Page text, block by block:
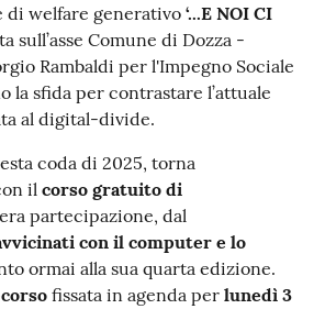
welfare generativo ‘...E NOI CI
sull’asse Comune di Dozza -
Rambaldi per l'Impegno Sociale
la sfida per contrastare l’attuale
al digital-divide.
coda di 2025, torna
il corso gratuito di
partecipazione, dal
con il computer e lo
ormai alla sua quarta edizione.
fissata in agenda per lunedì 3